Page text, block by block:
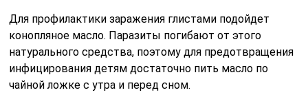
Для профилактики заражения глистами подойдет
конопляное масло. Паразиты погибают от этого
натурального средства, поэтому для предотвращения
инфицирования детям достаточно пить масло по
чайной ложке с утра и перед сном.